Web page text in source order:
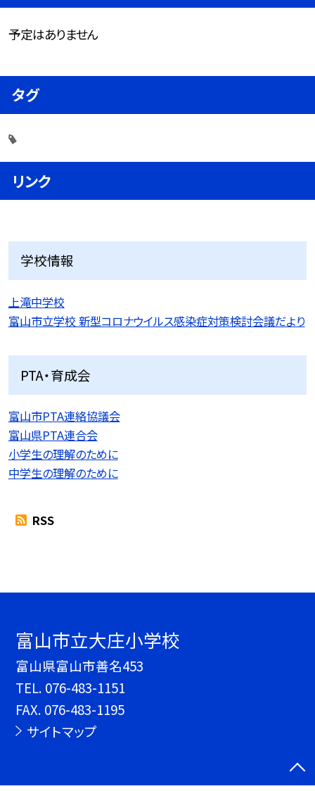
予定はありません
タグ
リンク
学校情報
上滝中学校
富山市立学校 新型コロナウイルス感染症対策検討会議だより
PTA・育成会
富山市PTA連絡協議会
富山県PTA連合会
小学生の理解のために
中学生の理解のために
RSS
富山市立大庄小学校
富山県富山市善名453
TEL. 076-483-1151
FAX. 076-483-1195
サイトマップ